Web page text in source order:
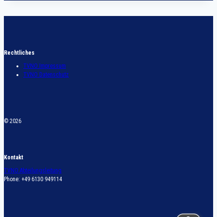
Rechtliches
TVNO Impressum
TVNO Datenschutz
© 2026
Kontakt
TVNO Abteilungsleitung
Phone: +49 6130 949114